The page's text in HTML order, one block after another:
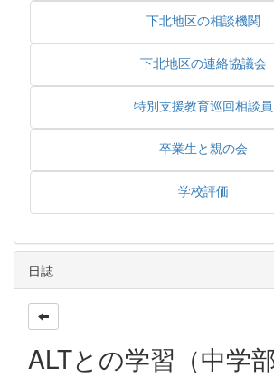
下北地区の相談機関
下北地区の連絡協議会
特別支援教育巡回相談員
卒業生と親の会
学校評価
日誌
ALTとの学習（中学部